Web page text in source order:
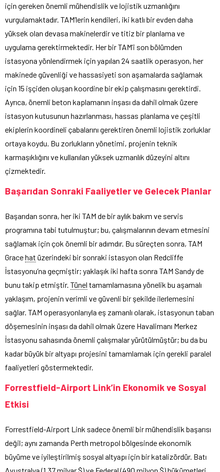
için gereken önemli mühendislik ve lojistik uzmanlığını
vurgulamaktadır. TAM’lerin kendileri, iki katlı bir evden daha
yüksek olan devasa makinelerdir ve titiz bir planlama ve
uygulama gerektirmektedir. Her bir TAM’i son bölümden
istasyona yönlendirmek için yapılan 24 saatlik operasyon, her
makinede güvenliği ve hassasiyeti son aşamalarda sağlamak
için 15 işçiden oluşan koordine bir ekip çalışmasını gerektirdi.
Ayrıca, önemli beton kaplamanın inşası da dahil olmak üzere
istasyon kutusunun hazırlanması, hassas planlama ve çeşitli
ekiplerin koordineli çabalarını gerektiren önemli lojistik zorluklar
ortaya koydu. Bu zorlukların yönetimi, projenin teknik
karmaşıklığını ve kullanılan yüksek uzmanlık düzeyini altını
çizmektedir.
Başarıdan Sonraki Faaliyetler ve Gelecek Planlar
Başarıdan sonra, her iki TAM de bir aylık bakım ve servis
programına tabi tutulmuştur; bu, çalışmalarının devam etmesini
sağlamak için çok önemli bir adımdır. Bu süreçten sonra, TAM
Gracehat üzerindeki bir sonraki istasyon olan Redcliffe
İstasyonu’na geçmiştir; yaklaşık iki hafta sonra TAM Sandy de
bunu takip etmiştir. Tünel tamamlamasına yönelik bu aşamalı
yaklaşım, projenin verimli ve güvenli bir şekilde ilerlemesini
sağlar. TAM operasyonlarıyla eş zamanlı olarak, istasyonun taban
döşemesinin inşası da dahil olmak üzere Havalimanı Merkez
İstasyonu sahasında önemli çalışmalar yürütülmüştür; bu da bu
kadar büyük bir altyapı projesini tamamlamak için gerekli paralel
faaliyetleri göstermektedir.
Forrestfield-Airport Link’in Ekonomik ve Sosyal
Etkisi
Forrestfield-Airport Link sadece önemli bir mühendislik başarısı
değil; aynı zamanda Perth metropol bölgesinde ekonomik
büyüme ve iyileştirilmiş sosyal altyapı için bir katalizördür. Batı